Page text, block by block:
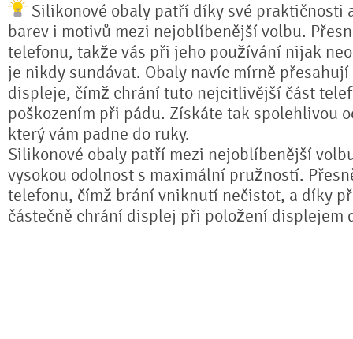
Silikonové obaly patří díky své praktičnosti
barev i motivů mezi nejoblíbenější volbu.
telefonu, takže vás při jeho používání nijak
je nikdy sundávat. Obaly navíc mírně
displeje, čímž chrání tuto nejcitlivější část
poškozením při pádu. Získáte tak spolehlivou
který vám padne do ruky.
Silikonové obaly patří mezi nejoblíbenější
vysokou odolnost s maximální pružností.
telefonu, čímž brání vniknutí nečistot, a díky
částečně chrání displej při položení displejem